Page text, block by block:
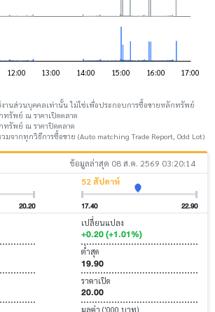
งานส่วนบุคคลเท่านั้น ไม่ใช่เพื่อประกอบการซื้อขายหลักทรัพย์
ทรัพย์ ณ ราคาเปิดตลาด
ทรัพย์ ณ ราคาปิดตลาด
จากทุกวิธีการซื้อขาย (Auto matching Trade Report, Odd Lot)
ข้อมูลล่าสุด 08 ส.ค. 2569 03:20:14
20.20
52 สัปดาห์
17.40 22.90
เปลี่ยนแปลง
+0.20 (+1.01%)
ต่ำสุด
19.90
ราคาเปิด
20.00
มูลค่า ('000 บาท)